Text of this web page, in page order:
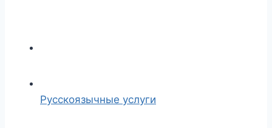
Русскоязычные услуги